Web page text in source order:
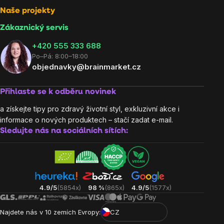
Naše projekty
Zákaznický servis
‭+420 555 333 688
Po–Pá: 8:00–18:00
objednavky@brainmarket.cz
Přihlaste se k odběru novinek
a získejte tipy pro zdravý životní styl, exkluzivní akce i
informace o nových produktech – stačí zadat e-mail.
Sledujte nás na sociálních sítích:
4.9/5(5854x) 98 %(865x) 4.9/5(1577x)
Najdete nás v 10 zemích Evropy:
CZ